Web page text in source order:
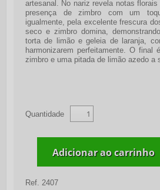
artesanal. No nariz revela notas
presença de zimbro com um
igualmente, pela excelente frescura
seco e zimbro domina,
torta de limão e geleia de laranja,
harmonizarem perfeitamente. O final
zimbro e uma pitada de limão azedo a
Quantidade
Ref. 2407